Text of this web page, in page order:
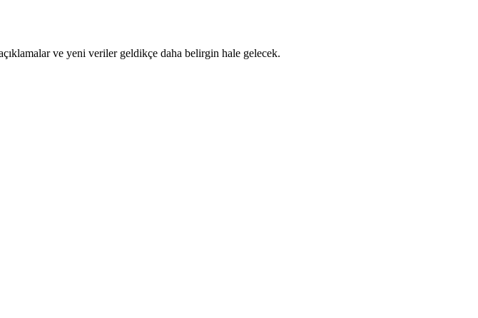
ve yeni veriler geldikçe daha belirgin hale gelecek.